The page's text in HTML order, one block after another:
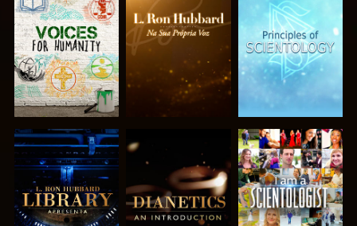
EXPLORAR A
SÉRIE
EXPLORAR A
SÉRIE
EXPLORAR A
SÉRIE
EXPLORAR A
SÉRIE
EXPLORAR A
SÉRIE
VER